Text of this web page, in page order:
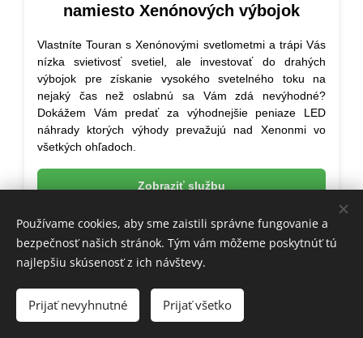
namiesto Xenónových výbojok
Vlastníte Touran s Xenónovými svetlometmi a trápi Vás
nízka svietivosť svetiel, ale investovať do drahých
výbojok pre získanie vysokého svetelného toku na
nejaký čas než oslabnú sa Vám zdá nevýhodné?
Dokážem Vám predať za výhodnejšie peniaze LED
náhrady ktorých výhody prevažujú nad Xenonmi vo
všetkých ohľadoch.
Zobraziť službu
Používame cookies, aby sme zaistili správne fungovanie a
bezpečnosť našich stránok. Tým vám môžeme poskytnúť tú
najlepšiu skúsenosť z ich návštevy.
Prijať nevyhnutné Prijať všetko